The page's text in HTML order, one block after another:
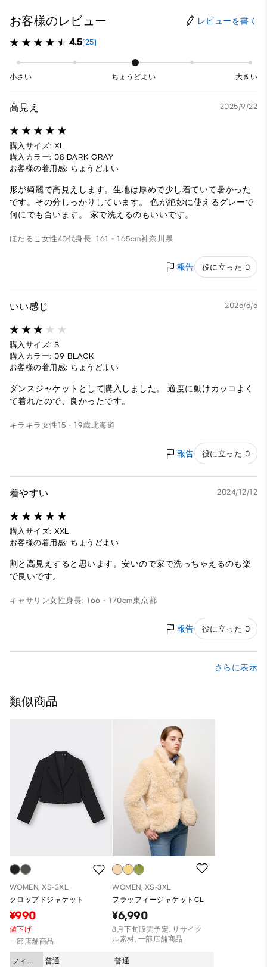
お客様のレビュー レビューを書く
4.5(25)
小さい ちょうどよい 大きい
高見え 2025/9/22
購入サイズ: XL
購入カラー: 08 DARK GRAY
お客様の着用感: ちょうどよい
形が綺麗で高見えします。生地は厚めで少し着ていて暑かった
です。その分しっかりしています。 色が絶妙に使えるグレーで
何にでも合います。 家で洗えるのもいいです。
ほたるこ 女性40代身長: 161 - 165cm神奈川県
報告 役に立った 0
いい感じ 2025/5/5
購入サイズ: S
購入カラー: 09 BLACK
お客様の着用感: ちょうどよい
ダンスジャケットとして購入しました。 適度に動けカッコよく
て着れたので、良かったです。
キラキラ 女性 15 - 19歳北海道
報告 役に立った 0
着やすい 2024/12/12
購入サイズ: XXL
お客様の着用感: ちょうどよい
割と高見えすると思います。安いので家で洗っちゃえるのも楽
で良いです。
キャサリン女性身長: 166 - 170cm東京都
報告 役に立った 0
さらに表示
類似商品
WOMEN, XS-3XL
クロップドジャケット
¥990
値下げ
一部店舗商品
フィッ
普通
WOMEN, XS-3XL
フラッフィージャケットCL
¥6,990
8月下旬販売予定, リサイク
ル素材, 一部店舗商品
普通